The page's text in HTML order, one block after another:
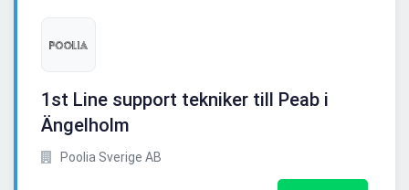
1st Line support tekniker till Peab i
Ängelholm
Poolia Sverige AB